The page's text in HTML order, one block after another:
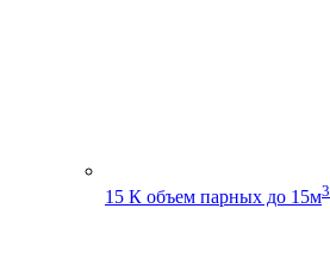
15 К объем парных до 15м3